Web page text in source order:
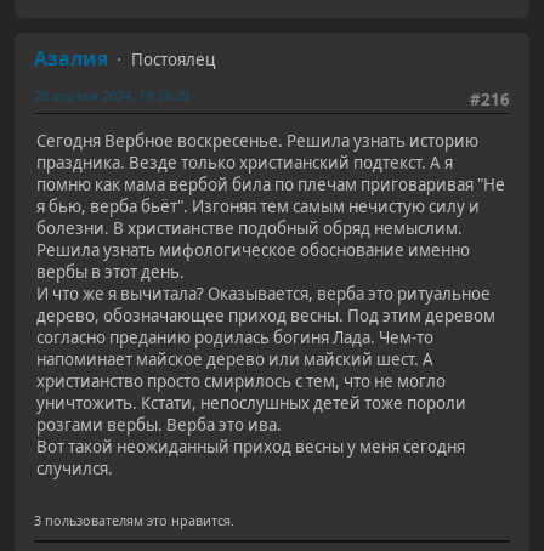
Азалия
Постоялец
#216
28 апреля 2024, 19:26:29
Сегодня Вербное воскресенье. Решила узнать историю
праздника. Везде только христианский подтекст. А я
помню как мама вербой била по плечам приговаривая "Не
я бью, верба бьёт". Изгоняя тем самым нечистую силу и
болезни. В христианстве подобный обряд немыслим.
Решила узнать мифологическое обоснование именно
вербы в этот день.
И что же я вычитала? Оказывается, верба это ритуальное
дерево, обозначающее приход весны. Под этим деревом
согласно преданию родилась богиня Лада. Чем-то
напоминает майское дерево или майский шест. А
христианство просто смирилось с тем, что не могло
уничтожить. Кстати, непослушных детей тоже пороли
розгами вербы. Верба это ива.
Вот такой неожиданный приход весны у меня сегодня
случился.
3 пользователям это нравится.